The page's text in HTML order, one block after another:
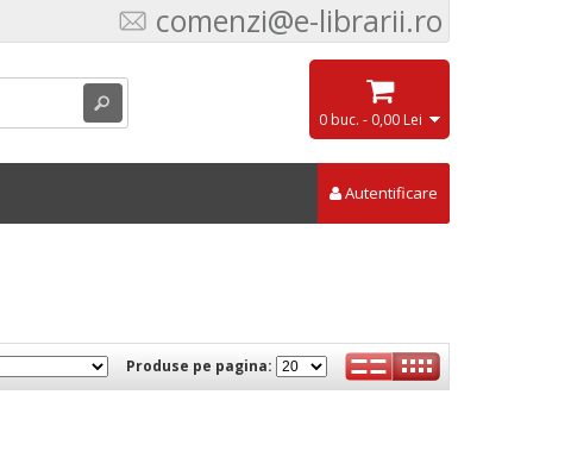
comenzi@e-librarii.ro
0 buc. - 0,00 Lei
Autentificare
Produse pe pagina: